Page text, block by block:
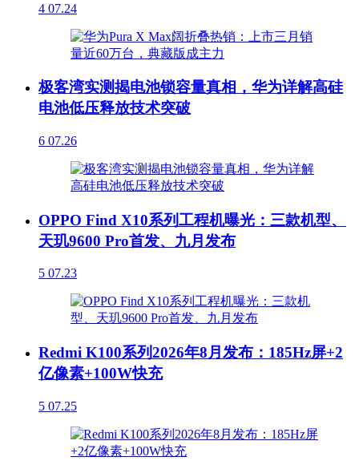
4 07.24
极客湾实测揭电池锁容量真相，华为详解高硅
电池低压释放技术突破
6 07.26
OPPO Find X10系列工程机曝光：三款机型、
天玑9600 Pro首发、九月发布
5 07.23
Redmi K100系列2026年8月发布：185Hz屏+2
亿像素+100W快充
5 07.25